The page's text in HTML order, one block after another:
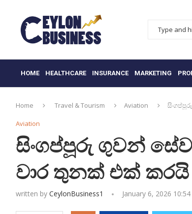
HOME HEALTHCARE INSURANCE MARKETING
Home Travel & Tourism Aviation
Aviation
සිංගප්පූරු ගුවන්
වාර තුනක් එක් කරයි
written by CeylonBusiness1 January 6, 2026